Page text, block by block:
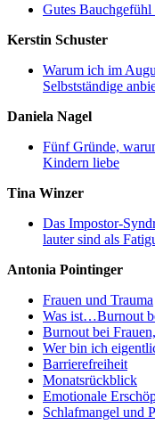
Gutes
Kerstin Schuster
Warum ich im
Selbstständige
Daniela Nagel
Fünf Gründe,
Kindern liebe
Tina Winzer
Das Impostor-
lauter sind als
Antonia Pointinger
Frauen und Trauma
Was ist…Burnout
Burnout bei
Wer bin ich
Barrierefreiheit
Monatsrückblick
Emotionale
Schlafmangel und